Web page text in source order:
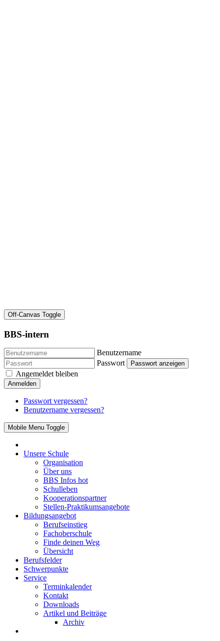
Off-Canvas Toggle
BBS-intern
Benutzername
Passwort
Passwort anzeigen
Angemeldet bleiben
Anmelden
Passwort vergessen?
Benutzername vergessen?
Mobile Menu Toggle
Unsere Schule
Organisation
Über uns
BBS Infos hot
Schulleben
Kooperationspartner
Stellen-Praktikumsangebote
Bildungsangebot
Berufseinstieg
Fachoberschule
Finde deinen Weg
Übersicht
Berufsfelder
Schwerpunkte
Service
Terminkalender
Kontakt
Downloads
Artikel und Beiträge
Archiv